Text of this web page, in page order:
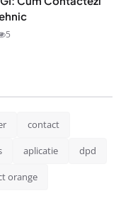
5
contact
aplicatie dpd
orange